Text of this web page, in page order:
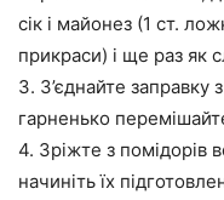
сік і майонез (1 ст.
прикраси) і ще раз як
3. З’єднайте
гарненько
4. Зріжте з помідорів
начиніть їх